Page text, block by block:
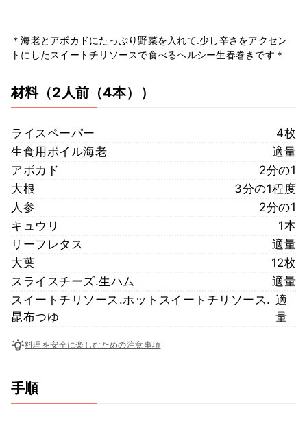
＊海老とアボカドにたっぷり野菜を入れて.少し辛さをアクセン
トにしたスイートチリソースで食べるヘルシー生春巻きです＊
材料（2人前（4本））
ライスペーパー
4枚
生食用ボイル海老
適量
アボカド
2分の1
大根
3分の1程度
人参
2分の1
キュウリ
1本
リーフレタス
適量
大葉
12枚
スライスチーズ.生ハム
適量
スイートチリソース.ホットスイートチリソース.
昆布つゆ
適
量
料理を安全に楽しむための注意事項
手順